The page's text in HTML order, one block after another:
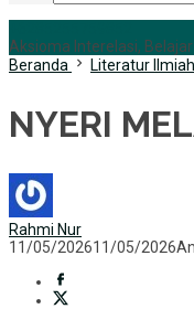
Aksioma Interelasi,
Beranda
Literatur Ilmiah
NYERI
Rahmi Nur
11/05/202611/05/2026